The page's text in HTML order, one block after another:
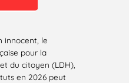
innocent, le
pour la
du citoyen (LDH),
en 2026 peut